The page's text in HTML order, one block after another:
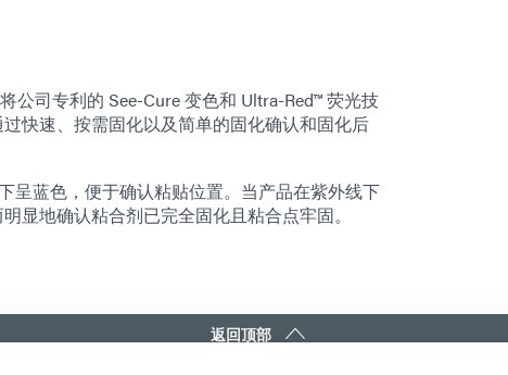
公司专利的 See-Cure 变色和 Ultra-Red™ 荧光技
快速、按需固化以及简单的固化确认和固化后
呈蓝色，便于确认粘贴位置。当产品在紫外线下
显地确认粘合剂已完全固化且粘合点牢固。
返回顶部